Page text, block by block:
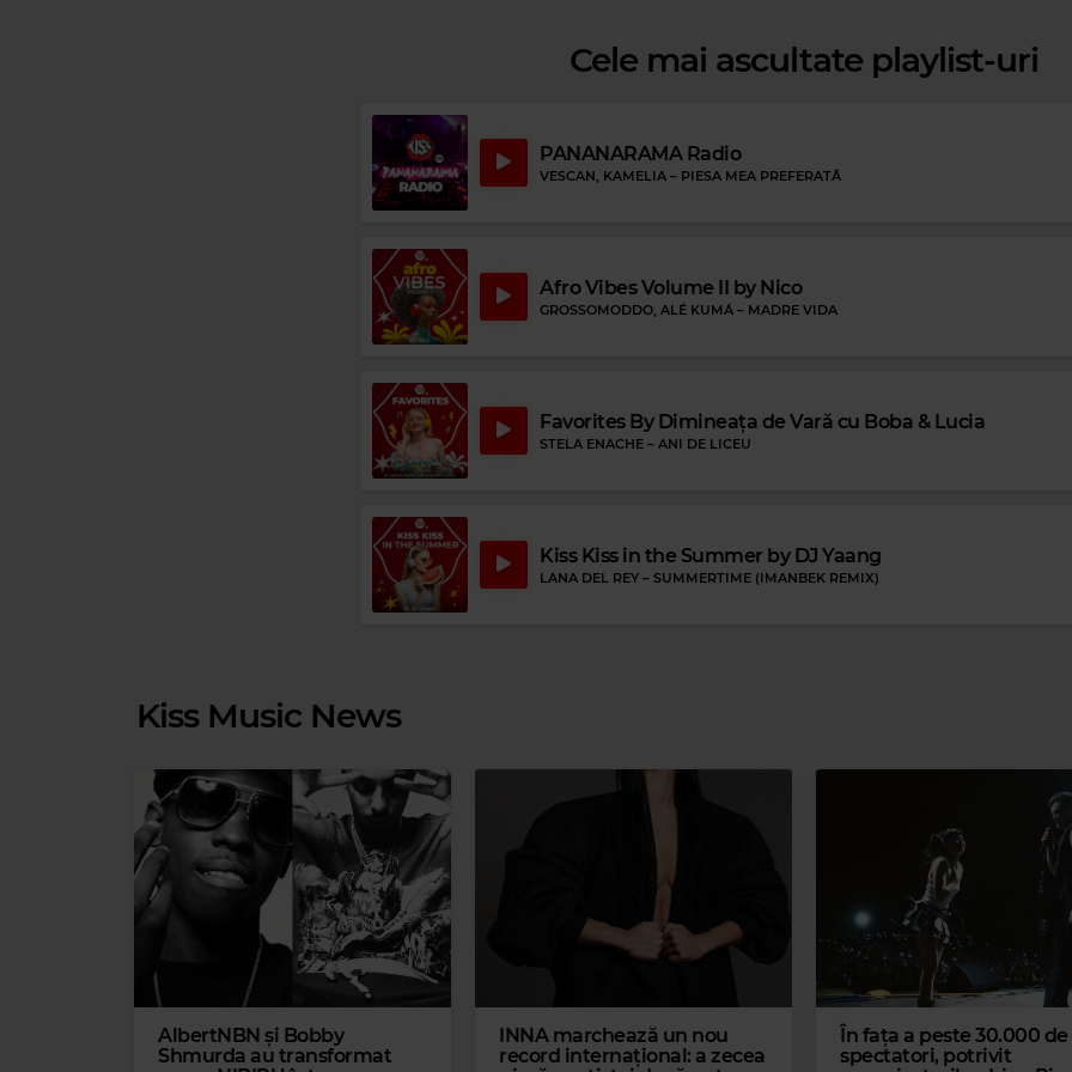
Rock Blues
B.B. KING & ERIC CLAPTON
Magic
Cele mai ascultate playlist-uri
PANANARAMA Radio
VESCAN, KAMELIA – PIESA MEA PREFERATĂ
Afro Vibes Volume II by Nico
GROSSOMODDO, ALÉ KUMÁ – MADRE VIDA
Favorites By Dimineața de Vară cu Boba & Lucia
STELA ENACHE – ANI DE LICEU
Kiss Kiss in the Summer by DJ Yaang
LANA DEL REY – SUMMERTIME (IMANBEK REMIX)
Kiss Music News
AlbertNBN și Bobby
Shmurda au transformat
INNA marchează un nou
record internațional: a zecea
În fața a peste 30.000 de
spectatori, potrivit